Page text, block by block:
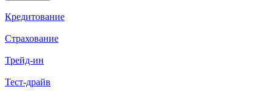
Кредитование
Страхование
Трейд-ин
Тест-драйв